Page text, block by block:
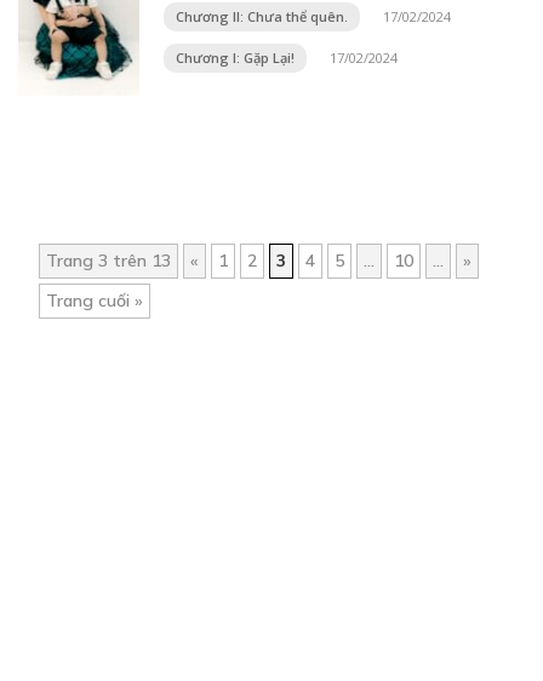
Chương II: Chưa thể quên. 17/02/2024
Chương I: Gặp Lại! 17/02/2024
Trang 3 trên 13 « 1 2 3 4 5 ... 10 ...
»
Trang cuối »